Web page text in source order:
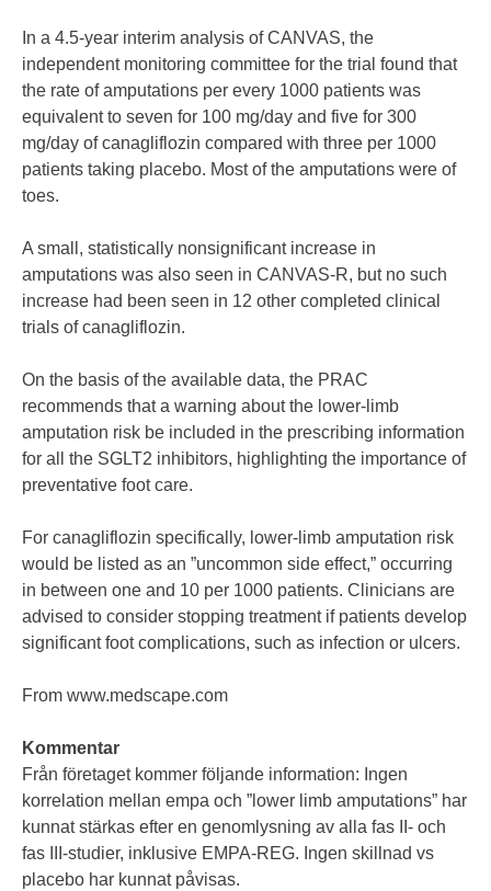
In a 4.5-year interim analysis of CANVAS, the
independent monitoring committee for the trial found that
the rate of amputations per every 1000 patients was
equivalent to seven for 100 mg/day and five for 300
mg/day of canagliflozin compared with three per 1000
patients taking placebo. Most of the amputations were of
toes.
A small, statistically nonsignificant increase in
amputations was also seen in CANVAS-R, but no such
increase had been seen in 12 other completed clinical
trials of canagliflozin.
On the basis of the available data, the PRAC
recommends that a warning about the lower-limb
amputation risk be included in the prescribing information
for all the SGLT2 inhibitors, highlighting the importance of
preventative foot care.
For canagliflozin specifically, lower-limb amputation risk
would be listed as an ”uncommon side effect,” occurring
in between one and 10 per 1000 patients. Clinicians are
advised to consider stopping treatment if patients develop
significant foot complications, such as infection or ulcers.
From www.medscape.com
Kommentar
Från företaget kommer följande information: Ingen
korrelation mellan empa och ”lower limb amputations” har
kunnat stärkas efter en genomlysning av alla fas II- och
fas III-studier, inklusive EMPA-REG. Ingen skillnad vs
placebo har kunnat påvisas.